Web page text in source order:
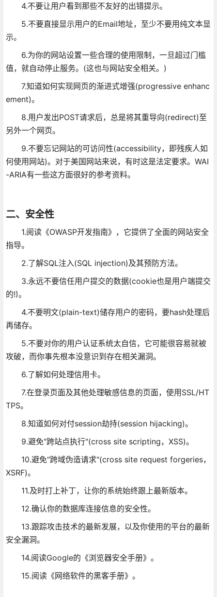
4.不要让用户看到那些不友好的出错提示。
5.不要直接显示用户的Email地址，至少不要用纯文本显
示。
6.为你的网站设置一些合理的使用限制，一旦超过门槛
值，就自动停止服务。(这也与网站安全相关。)
7.知道如何实现网页的渐进式增强(progressive enhanc
ement)。
8.用户发出POST请求后，总是将其重导向(redirect)至
另外一个网页。
9.不要忘记网站的可访问性(accessibility，即残疾人如
何使用网站)。对于美国网站来说，有时这是法定要求。WAI
-ARIA有一些这方面很好的参考资料。
二、安全性
1.阅读《OWASP开发指南》，它提供了全面的网站安全
指导。
2.了解SQL注入(SQL injection)及其预防方法。
3.永远不要信任用户提交的数据(cookie也是用户端提交
的!)。
4.不要明文(plain-text)储存用户的密码，要hash处理后
再储存。
5.不要对你的用户认证系统太自信，它可能很容易就被
攻破，而你事先根本没意识到存在相关漏洞。
6.了解如何处理信用卡。
7.在登录页面及其他处理敏感信息的页面，使用SSL/HT
TPS。
8.知道如何对付session劫持(session hijacking)。
9.避免"跨站点执行"(cross site scripting，XSS)。
10.避免"跨域伪造请求"(cross site request forgeries，
XSRF)。
11.及时打上补丁，让你的系统始终跟上最新版本。
12.确认你的数据库连接信息的安全性。
13.跟踪攻击技术的最新发展，以及你使用的平台的最新
安全漏洞。
14.阅读Google的《浏览器安全手册》。
15.阅读《网络软件的黑客手册》。